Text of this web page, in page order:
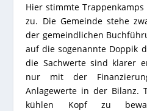
Hier stimmte
zu. Die Gemeinde stehe
der gemeindlichen
auf die sogenannte Doppik
die Sachwerte sind klarer
nur mit der
Anlagewerte in der Bilanz.
kühlen Kopf zu